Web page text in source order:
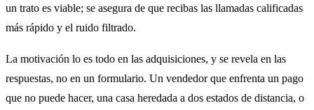
un trato es viable; se asegura de que recibas las llamadas calificadas
más rápido y el ruido filtrado.
La motivación lo es todo en las adquisiciones, y se revela en las
respuestas, no en un formulario. Un vendedor que enfrenta un pago
que no puede hacer, una casa heredada a dos estados de distancia, o